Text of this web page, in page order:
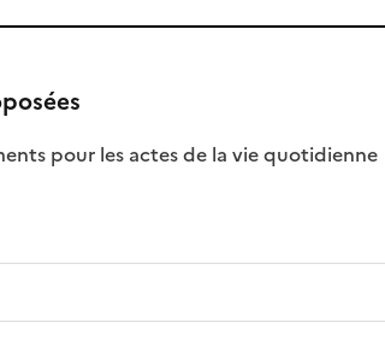
pour les actes de la vie quotidienne